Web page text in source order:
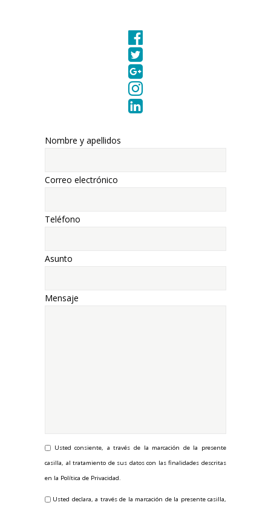
Nombre y apellidos
Correo electrónico
Teléfono
Asunto
Mensaje
Usted consiente, a través de la marcación de la presente
casilla, al tratamiento de sus datos con las finalidades descritas
en la Política de Privacidad.
Usted declara, a través de la marcación de la presente casilla,